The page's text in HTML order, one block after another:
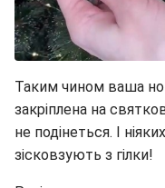
Таким чином ваша
закріплена на
не подінеться. І
зісковзують з гілки!